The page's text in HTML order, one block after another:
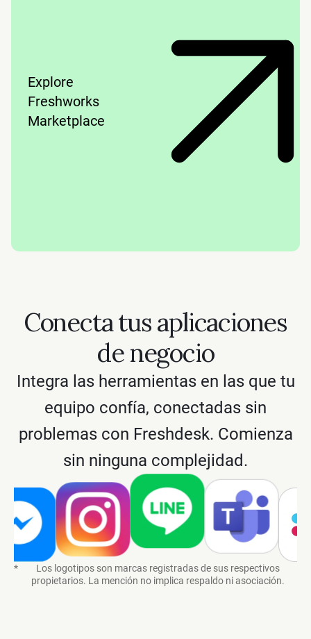
Explore
Freshworks
Marketplace
Conecta tus aplicaciones
de negocio
Integra las herramientas en las que tu
equipo confía, conectadas sin
problemas con Freshdesk. Comienza
sin ninguna complejidad.
*
Los logotipos son marcas registradas de sus respectivos
propietarios. La mención no implica respaldo ni asociación.